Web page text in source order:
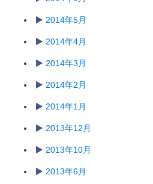
2014年5月
2014年4月
2014年3月
2014年2月
2014年1月
2013年12月
2013年10月
2013年6月